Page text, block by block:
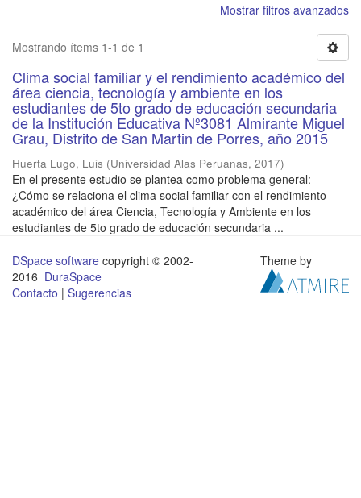
Mostrar filtros avanzados
Mostrando ítems 1-1 de 1
Clima social familiar y el rendimiento académico del
área ciencia, tecnología y ambiente en los
estudiantes de 5to grado de educación secundaria
de la Institución Educativa Nº3081 Almirante Miguel
Grau, Distrito de San Martin de Porres, año 2015
Huerta Lugo, Luis (Universidad Alas Peruanas, 2017)
En el presente estudio se plantea como problema general:
¿Cómo se relaciona el clima social familiar con el rendimiento
académico del área Ciencia, Tecnología y Ambiente en los
estudiantes de 5to grado de educación secundaria ...
DSpace software copyright © 2002-
2016 DuraSpace
Contacto | Sugerencias
Theme by